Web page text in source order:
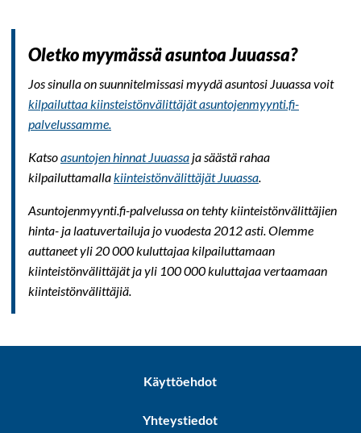
Oletko myymässä asuntoa Juuassa?
Jos sinulla on suunnitelmissasi myydä asuntosi Juuassa voit
kilpailuttaa kiinsteistönvälittäjät asuntojenmyynti.fi-
palvelussamme.
Katsoasuntojen hinnat Juuassa ja säästä rahaa
kilpailuttamallakiinteistönvälittäjät Juuassa.
Asuntojenmyynti.fi-palvelussa on tehty kiinteistönvälittäjien
hinta- ja laatuvertailuja jo vuodesta 2012 asti. Olemme
auttaneet yli 20 000 kuluttajaa kilpailuttamaan
kiinteistönvälittäjät ja yli 100 000 kuluttajaa vertaamaan
kiinteistönvälittäjiä.
Käyttöehdot
Yhteystiedot